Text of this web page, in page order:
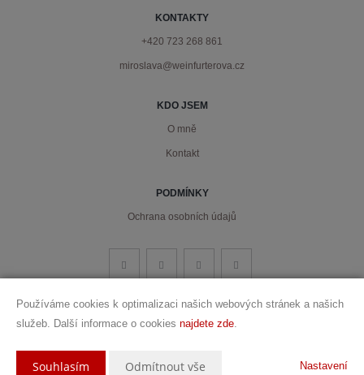
KONTAKTY
+420 723 268 861
miroslava@weinfurterova.cz
KDO JSEM
O mně
Kontakt
PODMÍNKY
Ochrana osobních údajů
Používáme cookies k optimalizaci našich webových stránek a našich
služeb. Další informace o cookies najdete zde.
Souhlasím Odmítnout vše Nastavení